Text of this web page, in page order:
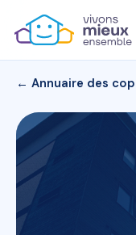
← Annuaire des